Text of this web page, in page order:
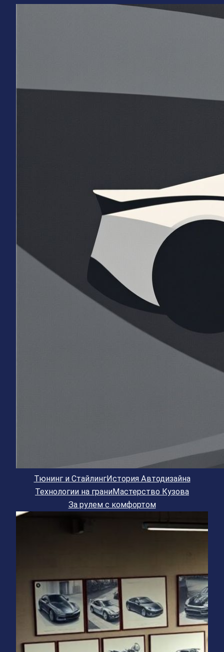
Тюнинг и СтайлингИстория Автодизайна
Технологии на граниМастерство Кузова
За рулем с комфортом